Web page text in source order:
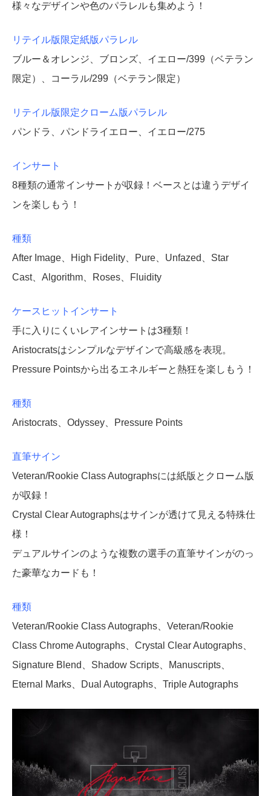
様々なデザインや色のパラレルも集めよう！
リテイル版限定紙版パラレル
ブルー＆オレンジ、ブロンズ、イエロー/399（ベテラン
限定）、コーラル/299（ベテラン限定）
リテイル版限定クローム版パラレル
パンドラ、パンドライエロー、イエロー/275
インサート
8種類の通常インサートが収録！ベースとは違うデザイ
ンを楽しもう！
種類
After Image、High Fidelity、Pure、Unfazed、Star
Cast、Algorithm、Roses、Fluidity
ケースヒットインサート
手に入りにくいレアインサートは3種類！
Aristocratsはシンプルなデザインで高級感を表現。
Pressure Pointsから出るエネルギーと熱狂を楽しもう！
種類
Aristocrats、Odyssey、Pressure Points
直筆サイン
Veteran/Rookie Class Autographsには紙版とクローム版
が収録！
Crystal Clear Autographsはサインが透けて見える特殊仕
様！
デュアルサインのような複数の選手の直筆サインがのっ
た豪華なカードも！
種類
Veteran/Rookie Class Autographs、Veteran/Rookie
Class Chrome Autographs、Crystal Clear Autographs、
Signature Blend、Shadow Scripts、Manuscripts、
Eternal Marks、Dual Autographs、Triple Autographs